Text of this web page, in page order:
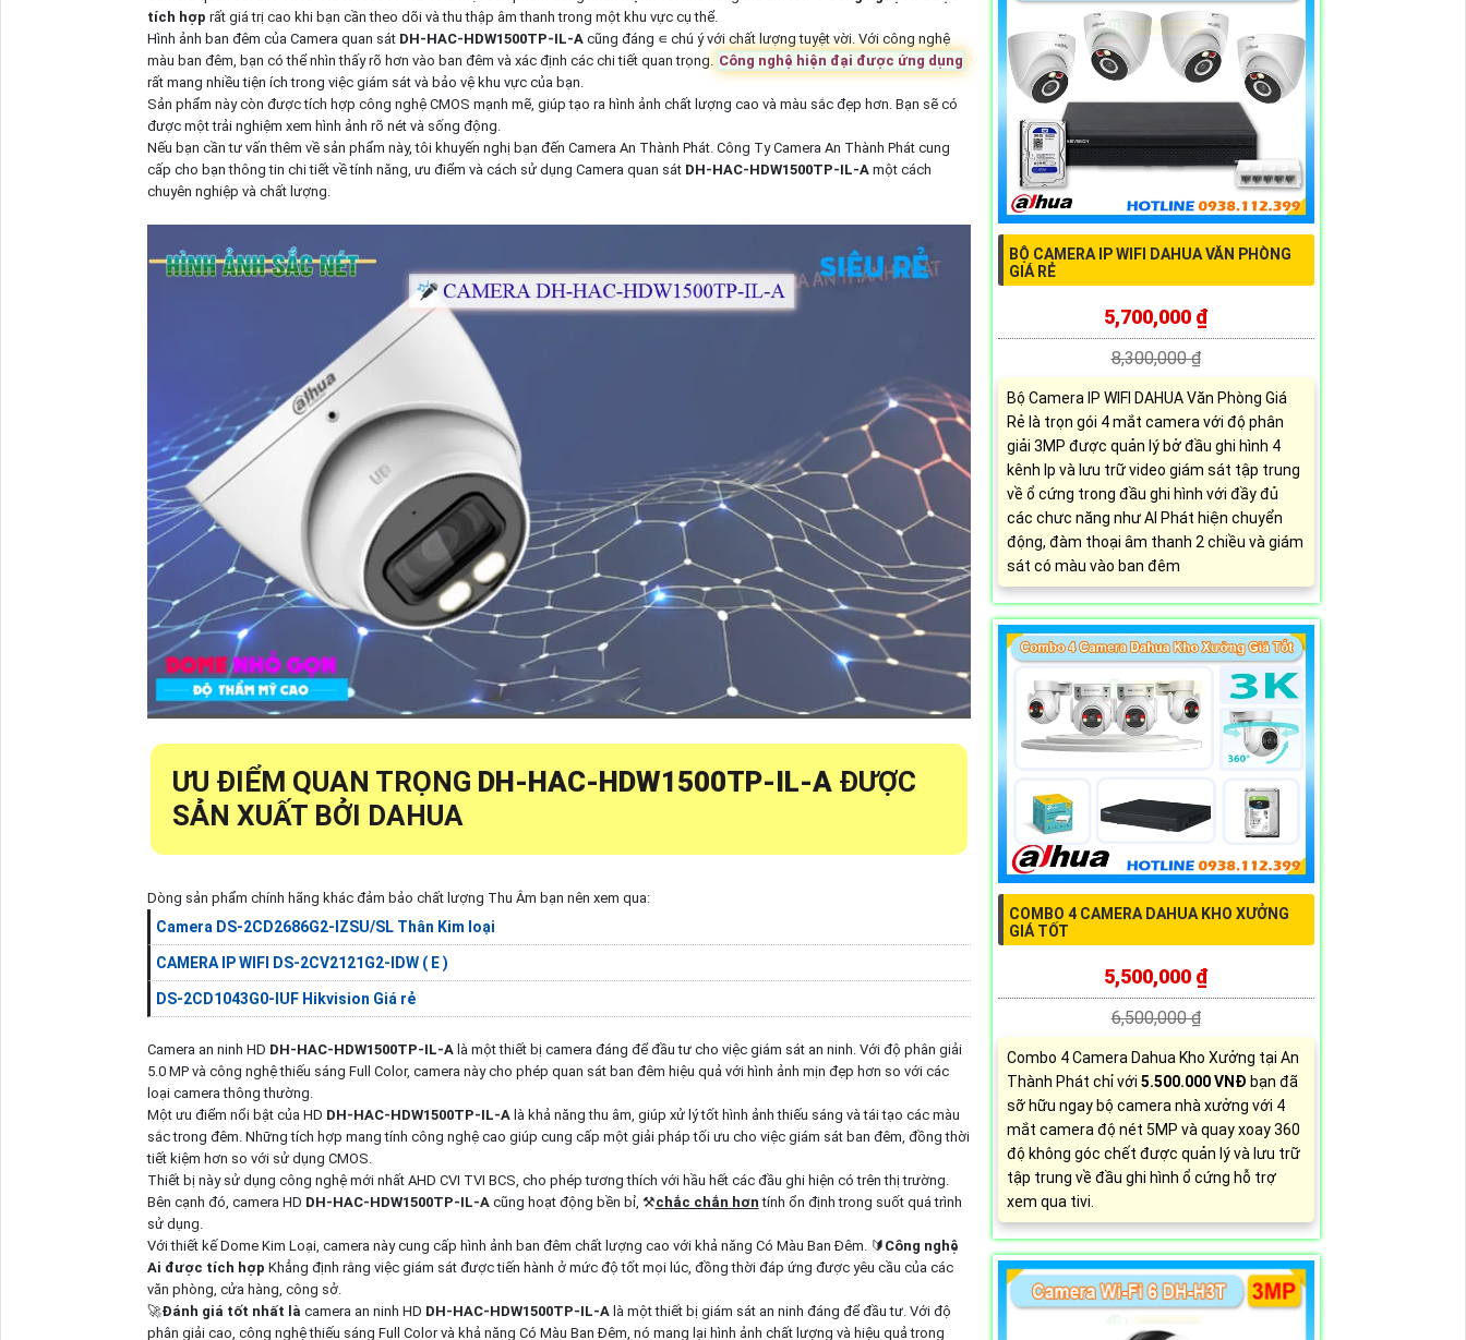
tích hợp rất giá trị cao khi bạn cần theo dõi và thu thập âm thanh trong một khu vực cụ thể.
Hình ảnh ban đêm của Camera quan sát DH-HAC-HDW1500TP-IL-A cũng đáng ∊ chú ý với chất lượng tuyệt vời. Với công nghệ
màu ban đêm, bạn có thể nhìn thấy rõ hơn vào ban đêm và xác định các chi tiết quan trọng. Công nghệ hiện đại được ứng dụng
rất mang nhiều tiện ích trong việc giám sát và bảo vệ khu vực của bạn.
Sản phẩm này còn được tích hợp công nghệ CMOS mạnh mẽ, giúp tạo ra hình ảnh chất lượng cao và màu sắc đẹp hơn. Bạn sẽ có
được một trải nghiệm xem hình ảnh rõ nét và sống động.
Nếu bạn cần tư vấn thêm về sản phẩm này, tôi khuyến nghị bạn đến Camera An Thành Phát. Công Ty Camera An Thành Phát cung
cấp cho bạn thông tin chi tiết về tính năng, ưu điểm và cách sử dụng Camera quan sát DH-HAC-HDW1500TP-IL-A một cách
chuyên nghiệp và chất lượng.
ƯU ĐIỂM QUAN TRỌNG DH-HAC-HDW1500TP-IL-A ĐƯỢC
SẢN XUẤT BỞI DAHUA
Dòng sản phẩm chính hãng khác đảm bảo chất lượng Thu Âm bạn nên xem qua:
Camera DS-2CD2686G2-IZSU/SL Thân Kim loại
CAMERA IP WIFI DS-2CV2121G2-IDW ( E )
DS-2CD1043G0-IUF Hikvision Giá rẻ
Camera an ninh HD DH-HAC-HDW1500TP-IL-A là một thiết bị camera đáng để đầu tư cho việc giám sát an ninh. Với độ phân giải
5.0 MP và công nghệ thiếu sáng Full Color, camera này cho phép quan sát ban đêm hiệu quả với hình ảnh mịn đẹp hơn so với các
loại camera thông thường.
Một ưu điểm nổi bật của HD DH-HAC-HDW1500TP-IL-A là khả năng thu âm, giúp xử lý tốt hình ảnh thiếu sáng và tái tạo các màu
sắc trong đêm. Những tích hợp mang tính công nghệ cao giúp cung cấp một giải pháp tối ưu cho việc giám sát ban đêm, đồng thời
tiết kiệm hơn so với sử dụng CMOS.
Thiết bị này sử dụng công nghệ mới nhất AHD CVI TVI BCS, cho phép tương thích với hầu hết các đầu ghi hiện có trên thị trường.
Bên cạnh đó, camera HD DH-HAC-HDW1500TP-IL-A cũng hoạt động bền bỉ, ⚒chắc chắn hơn tính ổn định trong suốt quá trình
sử dụng.
Với thiết kế Dome Kim Loại, camera này cung cấp hình ảnh ban đêm chất lượng cao với khả năng Có Màu Ban Đêm. 🔰 Công nghệ
Ai được tích hợp Khẳng định rằng việc giám sát được tiến hành ở mức độ tốt mọi lúc, đồng thời đáp ứng được yêu cầu của các
văn phòng, cửa hàng, công sở.
🚀Đánh giá tốt nhất là camera an ninh HD DH-HAC-HDW1500TP-IL-A là một thiết bị giám sát an ninh đáng để đầu tư. Với độ
phân giải cao, công nghệ thiếu sáng Full Color và khả năng Có Màu Ban Đêm, nó mang lại hình ảnh chất lượng và hiệu quả trong
BỘ CAMERA IP WIFI DAHUA VĂN PHÒNG
GIÁ RẺ
5,700,000 ₫
8,300,000 ₫
Bộ Camera IP WIFI DAHUA Văn Phòng Giá
Rẻ là trọn gói 4 mắt camera với độ phân
giải 3MP được quản lý bở đầu ghi hình 4
kênh Ip và lưu trữ video giám sát tập trung
về ổ cứng trong đầu ghi hình với đầy đủ
các chưc năng như AI Phát hiện chuyển
động, đàm thoại âm thanh 2 chiều và giám
sát có màu vào ban đêm
COMBO 4 CAMERA DAHUA KHO XƯỞNG
GIÁ TỐT
5,500,000 ₫
6,500,000 ₫
Combo 4 Camera Dahua Kho Xưởng tại An
Thành Phát chỉ với 5.500.000 VNĐ bạn đã
sỡ hữu ngay bộ camera nhà xưởng với 4
mắt camera độ nét 5MP và quay xoay 360
độ không góc chết được quản lý và lưu trữ
tập trung về đầu ghi hình ổ cứng hỗ trợ
xem qua tivi.